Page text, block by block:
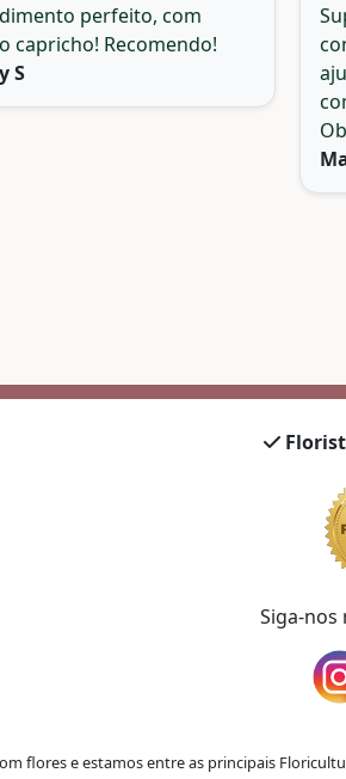
perfeito, com
capricho! Recomendo!
S
Siga-nos
flores e estamos entre as principais